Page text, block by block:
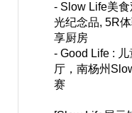
- Slow Life美
光纪念品, 5R
享厨房
- Good Life :
厅，南杨州
赛